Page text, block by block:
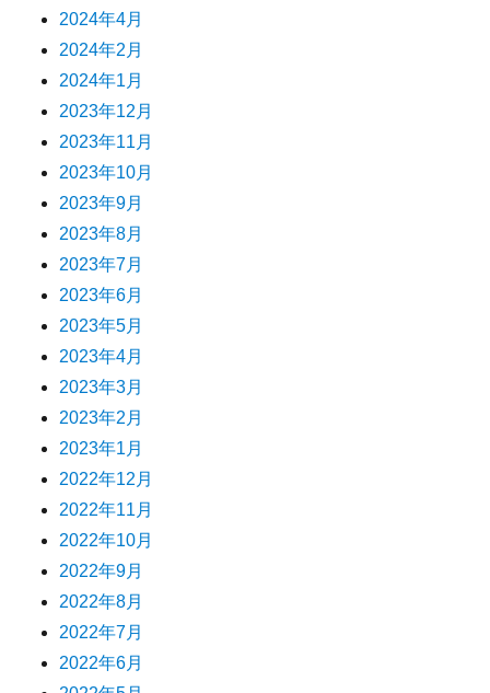
2024年4月
2024年2月
2024年1月
2023年12月
2023年11月
2023年10月
2023年9月
2023年8月
2023年7月
2023年6月
2023年5月
2023年4月
2023年3月
2023年2月
2023年1月
2022年12月
2022年11月
2022年10月
2022年9月
2022年8月
2022年7月
2022年6月